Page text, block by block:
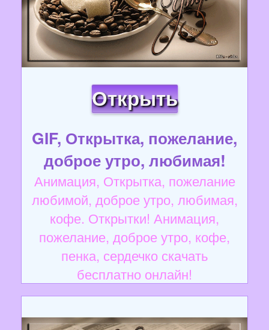
Открыть
GIF, Открытка, пожелание,
доброе утро, любимая!
Анимация, Открытка, пожелание
любимой, доброе утро, любимая,
кофе. Открытки! Анимация,
пожелание, доброе утро, кофе,
пенка, сердечко скачать
бесплатно онлайн!